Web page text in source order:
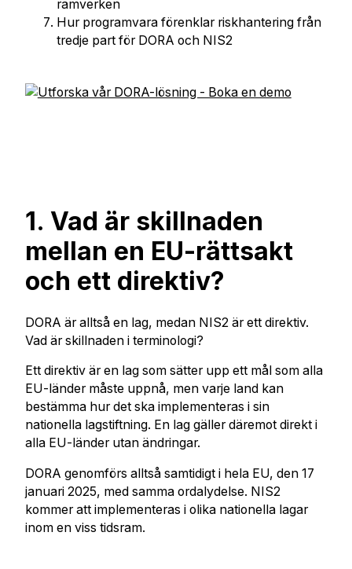
ramverken
Hur programvara förenklar riskhantering från
tredje part för DORA och NIS2
1. Vad är skillnaden
mellan en EU-rättsakt
och ett direktiv?
DORA är alltså en lag, medan NIS2 är ett direktiv.
Vad är skillnaden i terminologi?
Ett direktiv är en lag som sätter upp ett mål som alla
EU-länder måste uppnå, men varje land kan
bestämma hur det ska implementeras i sin
nationella lagstiftning. En lag gäller däremot direkt i
alla EU-länder utan ändringar.
DORA genomförs alltså samtidigt i hela EU, den 17
januari 2025, med samma ordalydelse. NIS2
kommer att implementeras i olika nationella lagar
inom en viss tidsram.